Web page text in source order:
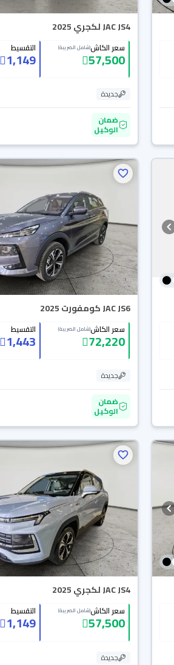
JAC JS4 لكجري 2025
سعر الكاش(شامل الضريبة)
57,500
التقسيط
1,149
جديدة
ضمان
الوكيل
JAC JS6 كومفورت 2025
سعر الكاش(شامل الضريبة)
72,220
التقسيط
1,443
جديدة
ضمان
الوكيل
JAC JS4 لكجري 2025
سعر الكاش(شامل الضريبة)
57,500
التقسيط
1,149
جديدة